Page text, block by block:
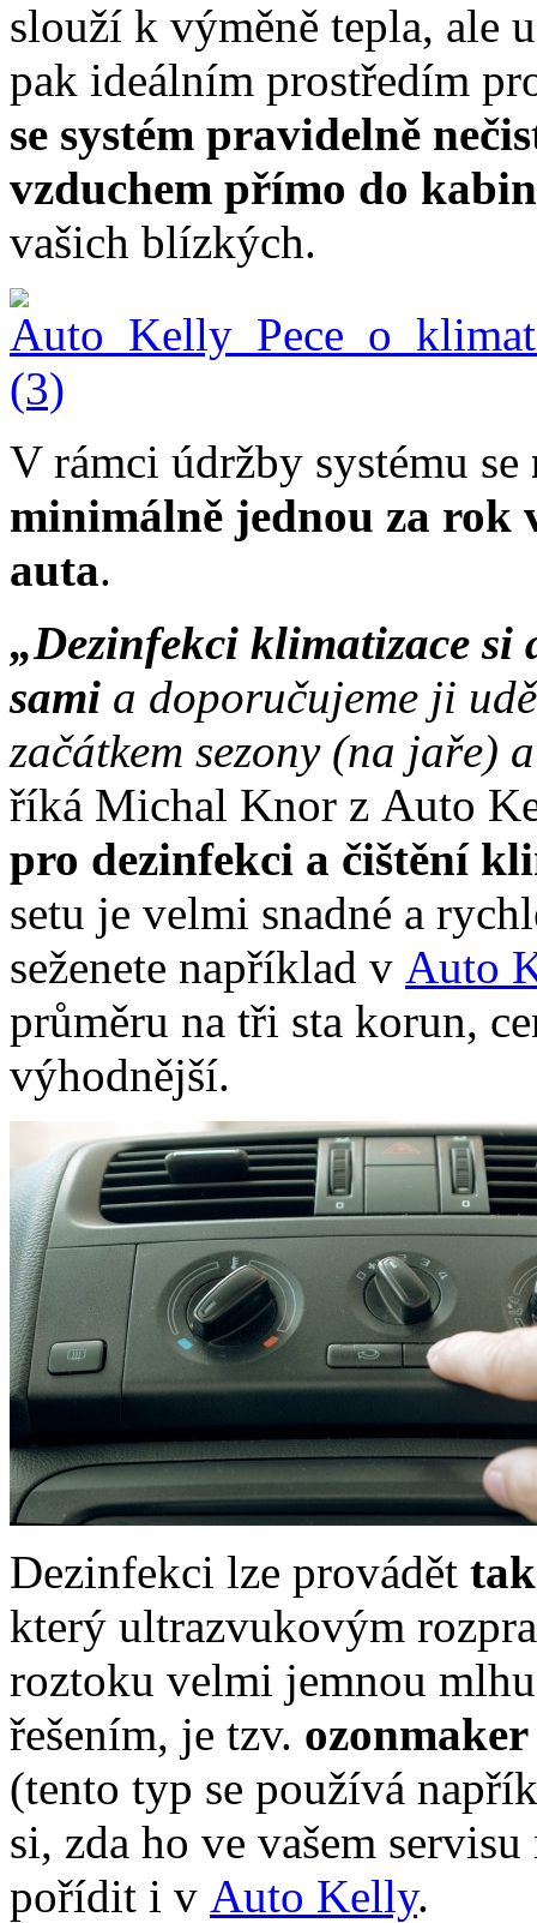
slouží k výměně tepla, ale
pak ideálním prostředím
se systém pravidelně
vzduchem přímo do
vašich blízkých.
V rámci údržby systému se
minimálně jednou za rok
auta.
„Dezinfekci klimatizace si
sami a doporučujeme ji
začátkem sezony (na jaře)
říká Michal Knor z Auto
pro dezinfekci a čištění
setu je velmi snadné a
seženete například v Auto
průměru na tři sta korun,
výhodnější.
Dezinfekci lze provádět
který ultrazvukovým
roztoku velmi jemnou
řešením, je tzv. ozonmaker
(tento typ se používá
si, zda ho ve vašem
pořídit i v Auto Kelly.